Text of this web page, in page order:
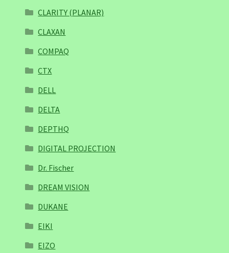
CLARITY (PLANAR)
CLAXAN
COMPAQ
CTX
DELL
DELTA
DEPTHQ
DIGITAL PROJECTION
Dr. Fischer
DREAM VISION
DUKANE
EIKI
EIZO